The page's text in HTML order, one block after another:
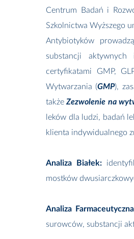
Centrum Badań i
Szkolnictwa Wyższego
Antybiotyków
substancji
certyfikatami GMP,
Wytwarzania (GMP),
takżeZezwolenie na
leków dla ludzi, badań
klienta indywidualnego
Analiza Białek:
mostków
Analiza
surowców, substancji